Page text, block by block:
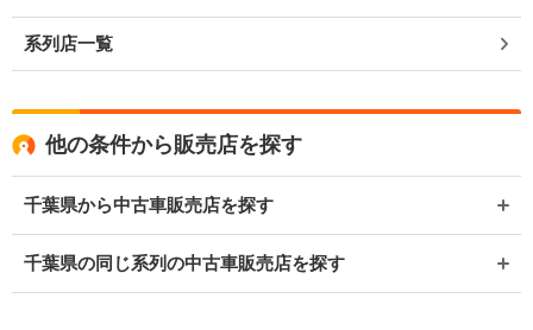
系列店一覧
他の条件から販売店を探す
千葉県から中古車販売店を探す
千葉県の同じ系列の中古車販売店を探す